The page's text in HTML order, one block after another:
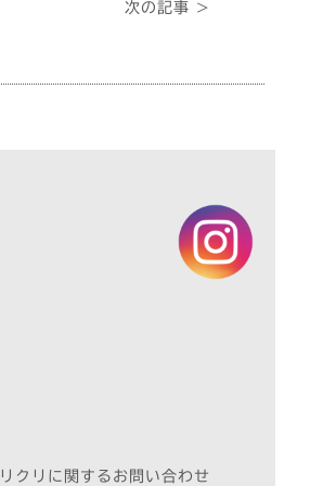
次の記事 >
クリに関するお問い合わせ